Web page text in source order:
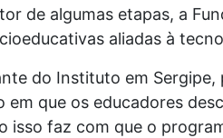
de algumas etapas, a
aliadas à
do Instituto em
em que os educadores
isso faz com que o